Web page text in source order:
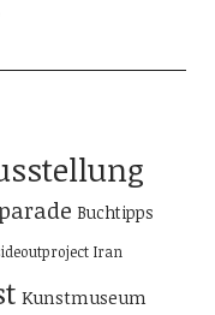
Buchtipps
Iran
Kunstmuseum